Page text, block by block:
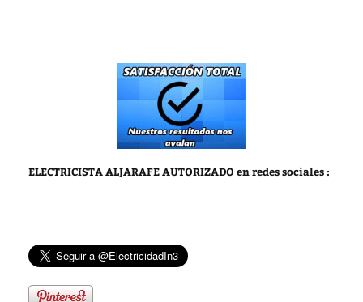
ELECTRICISTA ALJARAFE AUTORIZADO en redes sociales :